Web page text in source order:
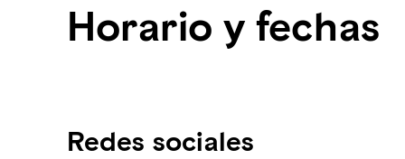
Horario y fechas
Redes sociales